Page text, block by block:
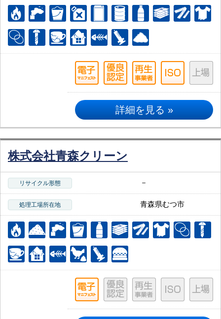
詳細を見る »
株式会社青森クリーン
リサイクル形態 －
処理工場所在地 青森県むつ市